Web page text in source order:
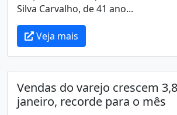
Silva Carvalho, de 41 ano...
Veja mais
Vendas do varejo crescem
janeiro, recorde para o mês